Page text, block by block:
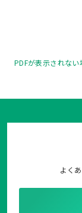
PDFが表示されな
よく